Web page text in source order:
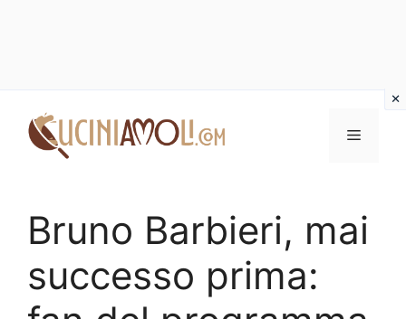
contenuto
Menu
Bruno Barbieri, mai
successo prima: